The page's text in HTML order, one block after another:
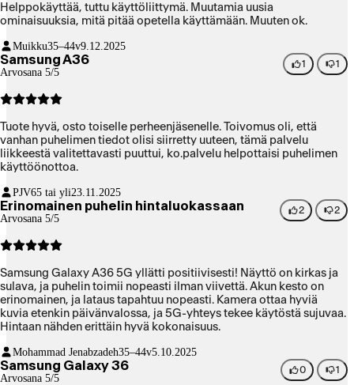
Helppokäyttää, tuttu käyttöliittymä. Muutamia uusia
ominaisuuksia, mitä pitää opetella käyttämään. Muuten ok.
Muikku35–44v9.12.2025
Samsung A36
Arvosana 5/5
1 1
Tuote hyvä, osto toiselle perheenjäsenelle. Toivomus oli, että
vanhan puhelimen tiedot olisi siirretty uuteen, tämä palvelu
liikkeestä valitettavasti puuttui, ko.palvelu helpottaisi puhelimen
käyttöönottoa.
PJV65 tai yli23.11.2025
Erinomainen puhelin hintaluokassaan
Arvosana 5/5
2 2
Samsung Galaxy A36 5G yllätti positiivisesti! Näyttö on kirkas ja
sulava, ja puhelin toimii nopeasti ilman viivettä. Akun kesto on
erinomainen, ja lataus tapahtuu nopeasti. Kamera ottaa hyviä
kuvia etenkin päivänvalossa, ja 5G-yhteys tekee käytöstä sujuvaa.
Hintaan nähden erittäin hyvä kokonaisuus.
Mohammad Jenabzadeh35–44v5.10.2025
Samsung Galaxy 36
Arvosana 5/5
0 1